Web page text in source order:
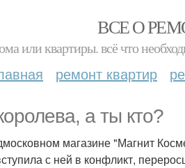
ВСЕ О
или квартиры. всё что
ремонт квартир
а ты кто?
магазине "Магнит
с ней в конфликт,